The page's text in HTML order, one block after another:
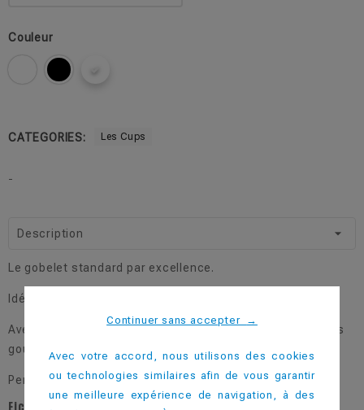
Couleur
CATEGORIES: Les Cups
-
Description
Le gobelet standard par excellence.
Idéal pour tous vos évènements.
Avec ses 20 déclinaisons de couleur, il s'adapte à tous les
goûts.
Personnalisable dès 50 pièces.
Continuer sans accepter →
Avec votre accord, nous utilisons des cookies
ou technologies similaires afin de vous garantir
une meilleure expérience de navigation, à des